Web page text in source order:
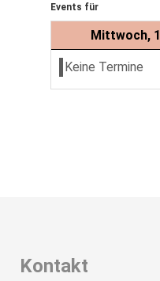
Events für
Mittwoch,
Keine Termine
Kontakt